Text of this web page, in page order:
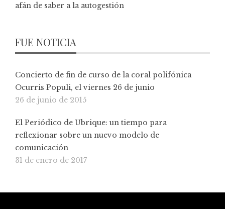
afán de saber a la autogestión
FUE NOTICIA
Concierto de fin de curso de la coral polifónica
Ocurris Populi, el viernes 26 de junio
26 de junio de 2015
El Periódico de Ubrique: un tiempo para
reflexionar sobre un nuevo modelo de
comunicación
31 de enero de 2017